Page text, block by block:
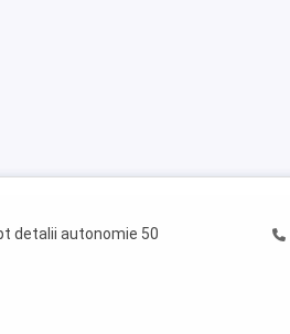
detalii autonomie 50